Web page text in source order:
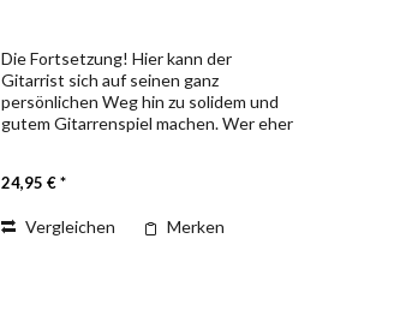
Die Fortsetzung! Hier kann der
Gitarrist sich auf seinen ganz
persönlichen Weg hin zu solidem und
gutem Gitarrenspiel machen. Wer eher
beschäftigen. Wessen Herz...
24,95 € *
Vergleichen Merken